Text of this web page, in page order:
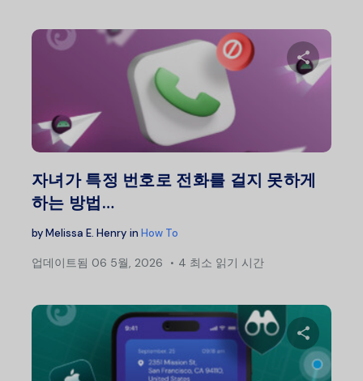
이 글
자녀가 특정 번호로 전화를 걸지 못하게
하는 방법…
byMelissa E. Henry in How To
업데이트됨 06 5월, 2026 4 최소 읽기 시간
이 글